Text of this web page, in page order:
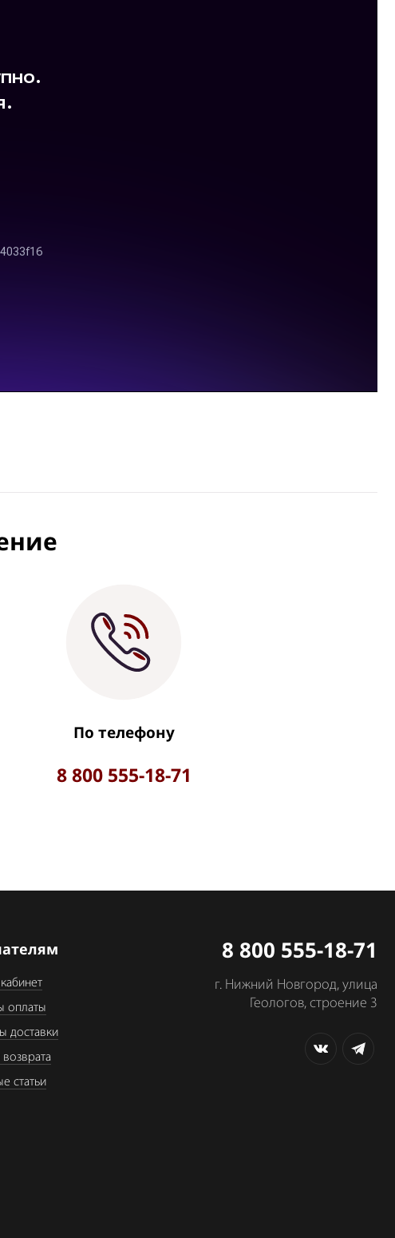
По телефону
8 800 555-18-71
оплаты
доставки
статьи
8 800 555-18-71
г. Нижний Новгород, улица
Геологов, строение 3